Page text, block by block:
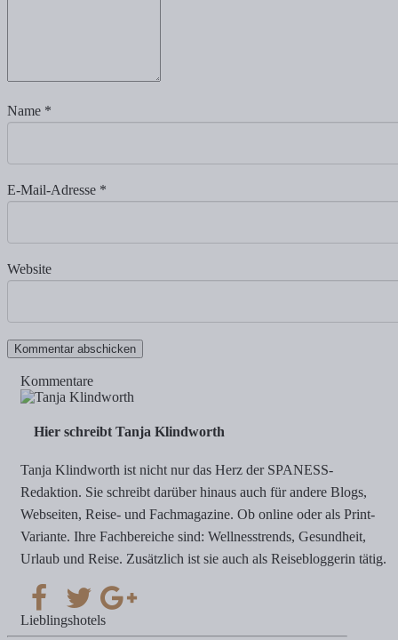
Name *
E-Mail-Adresse *
Website
Kommentare
Hier schreibt Tanja Klindworth
Tanja Klindworth ist nicht nur das Herz der SPANESS-
Redaktion. Sie schreibt darüber hinaus auch für andere Blogs,
Webseiten, Reise- und Fachmagazine. Ob online oder als Print-
Variante. Ihre Fachbereiche sind: Wellnesstrends, Gesundheit,
Urlaub und Reise. Zusätzlich ist sie auch als Reisebloggerin tätig.
Lieblingshotels